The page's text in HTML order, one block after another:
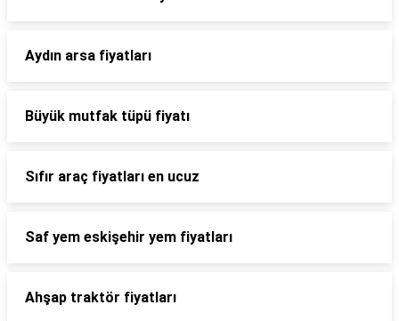
Aydın arsa fiyatları
Büyük mutfak tüpü fiyatı
Sıfır araç fiyatları en ucuz
Saf yem eskişehir yem fiyatları
Ahşap traktör fiyatları